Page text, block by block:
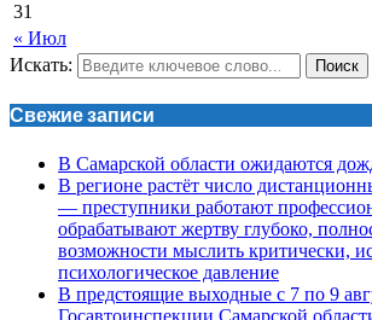
« Июл
31
Искать: Поиск
Свежие записи
В Самарской области ожидаются
В регионе растёт число
— преступники работают
обрабатывают жертву глубоко,
возможности мыслить критически,
психологическое давление
В предстоящие выходные с 7 по 9
Госавтоинспекции Самарской